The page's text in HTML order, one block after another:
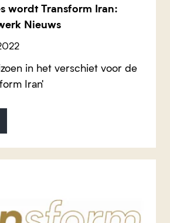
wordt Transform Iran:
Nieuws
in het verschiet voor de
Iran'